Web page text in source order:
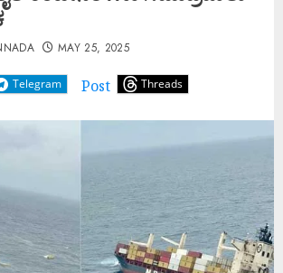
Telegram Post Threads
MAY 25, 2025